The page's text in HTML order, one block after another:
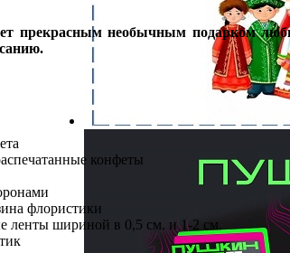
прекрасным необычным подарком
конфеты
флористики
ленты шириной в 0,5 см. и 1-2 см.